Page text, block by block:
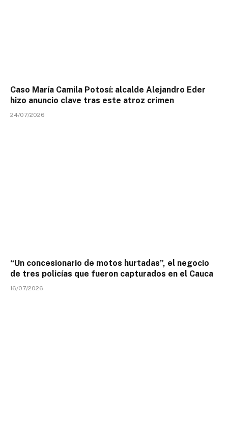
Caso María Camila Potosí: alcalde Alejandro Eder
hizo anuncio clave tras este atroz crimen
24/07/2026
“Un concesionario de motos hurtadas”, el negocio
de tres policías que fueron capturados en el Cauca
16/07/2026